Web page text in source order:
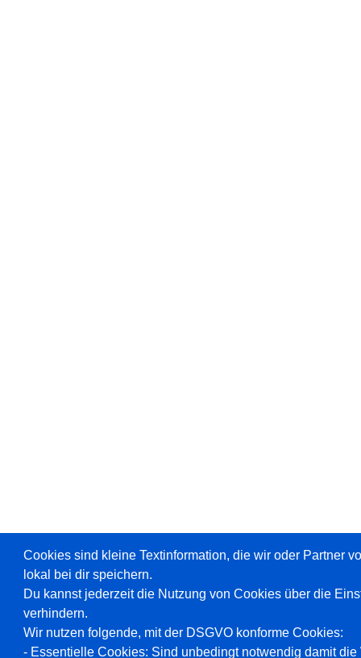
Cookies sind kleine Textinformation, die wir oder Partner
lokal bei dir speichern.
Du kannst jederzeit die Nutzung von Cookies über die
verhindern.
Wir nutzen folgende, mit der DSGVO konforme Cookies:
- Essentielle Cookies: Sind unbedingt notwendig damit